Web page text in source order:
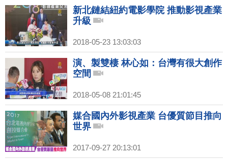
新北鏈結紐約電影學院 推動影視產業
升級
2018-05-23 13:03:03
演、製雙棲 林心如：台灣有很大創作
空間
2018-05-08 21:01:45
媒合國內外影視產業 台優質節目推向
世界
2017-09-27 20:13:01